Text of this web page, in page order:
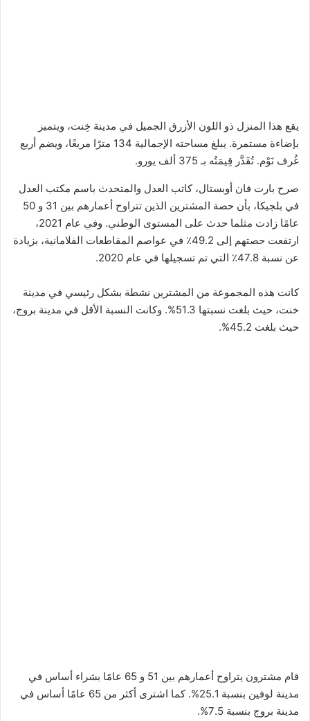
يقع هذا المنزل ذو اللون الأزرق الجميل في مدينة خِنت، ويتميز
بإضاءة مستمرة. يبلغ مساحته الإجمالية 134 مترًا مربعًا، ويضم أربع
غُرف نَوْم. تُقَدَّر قِيمَتُه بـ 375 ألف يورو.
صرح بارت فان أوبستال، كاتب العدل والمتحدث باسم مكتب العدل
في بلجيكا، بأن حصة المشترين الذين تتراوح أعمارهم بين 31 و 50
عامًا زادت مثلما حدث على المستوى الوطني. وفي عام 2021،
ارتفعت حصتهم إلى 49.2٪ في عواصم المقاطعات الفلامانية، بزيادة
عن نسبة 47.8٪ التي تم تسجيلها في عام 2020.
كانت هذه المجموعة من المشترين نشطة بشكل رئيسي في مدينة
خنت، حيث بلغت نسبتها 51.3%. وكانت النسبة الأقل في مدينة بروج،
حيث بلغت 45.2%.
قام مشترون يتراوح أعمارهم بين 51 و 65 عامًا بشراء أساس في
مدينة لوفين بنسبة 25.1%. كما اشترى أكثر من 65 عامًا أساس في
مدينة بروج بنسبة 7.5%.